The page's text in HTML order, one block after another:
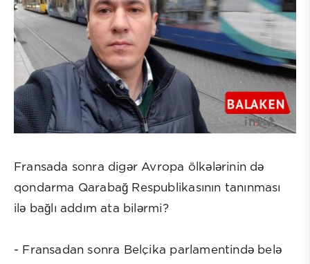
Fransada sonra digər Avropa ölkələrinin də
qondarma Qarabağ Respublikasının tanınması
ilə bağlı addım ata bilərmi?
- Fransadan sonra Belçika parlamentində belə